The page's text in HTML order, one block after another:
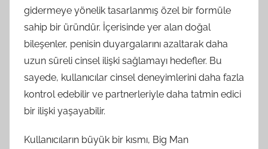
gidermeye yönelik tasarlanmış özel bir formüle
sahip bir üründür. İçerisinde yer alan doğal
bileşenler, penisin duyargalarını azaltarak daha
uzun süreli cinsel ilişki sağlamayı hedefler. Bu
sayede, kullanıcılar cinsel deneyimlerini daha fazla
kontrol edebilir ve partnerleriyle daha tatmin edici
bir ilişki yaşayabilir.
Kullanıcıların büyük bir kısmı, Big Man